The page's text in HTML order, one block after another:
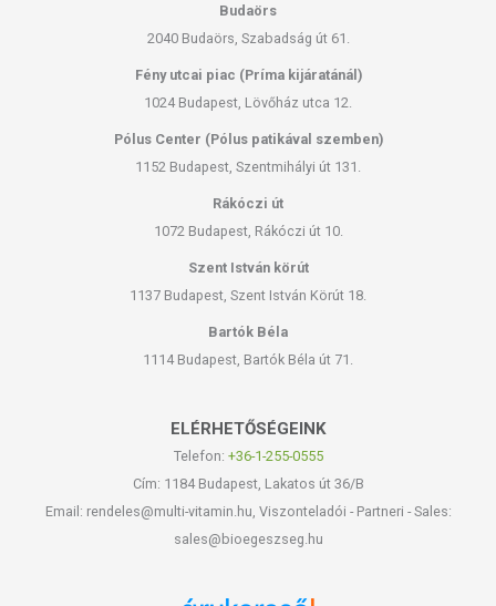
A NR.6 ARCKRÉMET AJÁNLJUK MINDAZOKNAK,
a zavaró májfoltokat, szeplőket halványítanák;
szeretnék megelőzni a szeplők, májfoltok kialakulását
bőrükön;
egységes bőrtónusra vágynak,
elszíneződést tapasztalnak.
ÍGY HASZNÁLD A NR.6 ARCKRÉMÜNKET
A napi bőrápolási rutin részeként használd úgy, mint
arcra, vagy igény szerint csak a problémával érintett
területre (pl. kézfejek). Finoman masszírozva dolgozd be a
bőrbe. Ha kimész a napfényre, kenj fel még egy vékony
rétegnyit Napkrémünkből is!
ARCÁPOLÁSI TIPPEK
Budaörs
2040 Budaörs, Szabadság út 61.
Fény utcai piac (Príma kijáratánál)
1024 Budapest, Lövőház utca 12.
Pólus Center (Pólus patikával szemben)
1152 Budapest, Szentmihályi út 131.
Rákóczi út
1072 Budapest, Rákóczi út 10.
Szent István körút
1137 Budapest, Szent István Körút 18.
Bartók Béla
1114 Budapest, Bartók Béla út 71.
ELÉRHETŐSÉGEINK
Telefon: +36-1-255-0555
Cím: 1184 Budapest, Lakatos út 36/B
Email: rendeles@multi-vitamin.hu, Viszonteladói - Partneri - Sales:
sales@bioegeszseg.hu